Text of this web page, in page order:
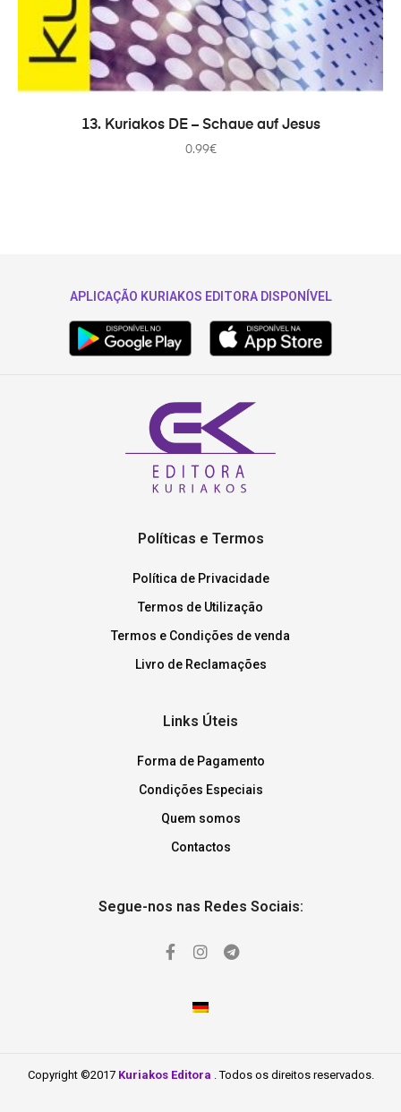
IN DEN WARENKORB
13. Kuriakos DE – Schaue auf Jesus
0.99€
APLICAÇÃO KURIAKOS EDITORA DISPONÍVEL
Políticas e Termos
Política de Privacidade
Termos de Utilização
Termos e Condições de venda
Livro de Reclamações
Links Úteis
Forma de Pagamento
Condições Especiais
Quem somos
Contactos
Segue-nos nas Redes Sociais:
Copyright ©2017 Kuriakos Editora . Todos os direitos reservados.